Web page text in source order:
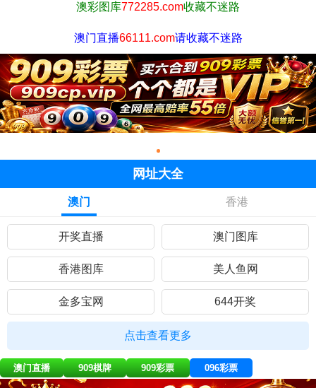
澳彩图库772285.com收藏不迷路
澳门直播66111.com请收藏不迷路
网址大全
澳门 香港
开奖直播 澳门图库
香港图库 美人鱼网
金多宝网 644开奖
九五至尊 曾道人网
点击查看更多
澳门直播 909棋牌 909彩票 096彩票